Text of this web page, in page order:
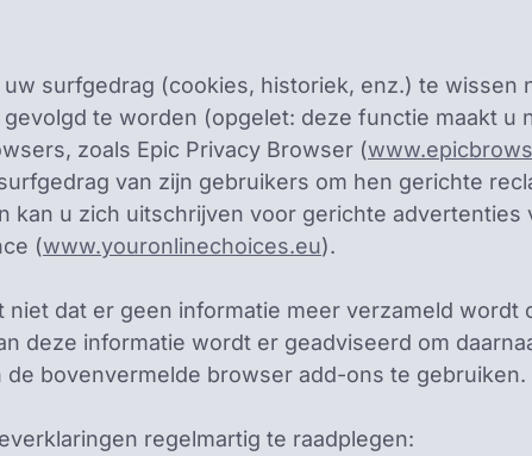
surfgedrag (cookies, historiek, enz.) te wissen
te worden (opgelet: deze functie maakt u
zoals Epic Privacy Browser (
van zijn gebruikers om hen gerichte
kan u zich uitschrijven voor gerichte advertenties
(www.youronlinechoices.eu).
dat er geen informatie meer verzameld wordt
deze informatie wordt er geadviseerd om
bovenvermelde browser add-ons te gebruiken.
regelmartig te raadplegen: